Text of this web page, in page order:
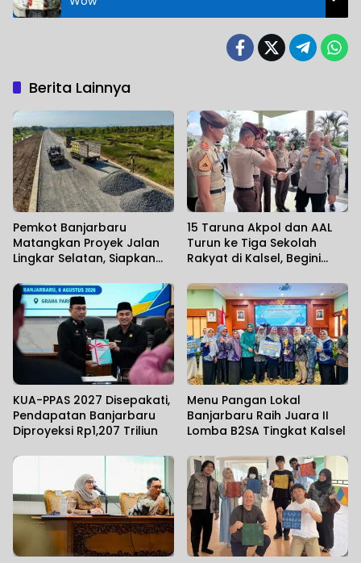
Berita Lainnya
Pemkot Banjarbaru
Matangkan Proyek Jalan
Lingkar Selatan, Siapkan
15 Taruna Akpol dan AAL
Turun ke Tiga Sekolah
Rakyat di Kalsel, Begini
KUA-PPAS 2027 Disepakati,
Pendapatan Banjarbaru
Diproyeksi Rp1,207 Triliun
Menu Pangan Lokal
Banjarbaru Raih Juara II
Lomba B2SA Tingkat Kalsel